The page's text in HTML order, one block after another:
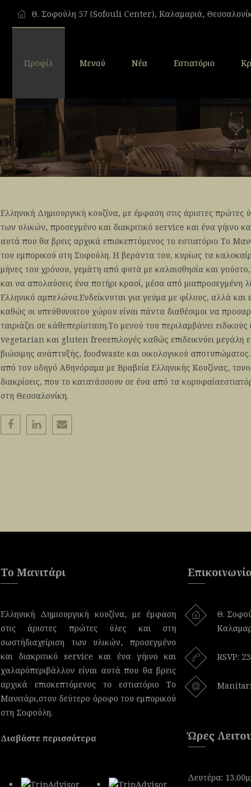
Θ. Σοφούλη 57 (Sofouli Center), Καλαμαριά,
Προφίλ Μενού Νέα Εστιατόριο
Ελληνική Δημιουργική κουζίνα, με έμφαση στις άριστες πρώτες
των υλικών, προσεγμένο και διακριτικό service και ένα γήινο
αυτά που θα βρεις αρχικά επισκεπτόμενος το εστιατόριο Το
του εμπορικού στη Σοφούλη. Η βεράντα του, κυρίως τα
μήνες του χρόνου, γεμάτη από φυτά με καλαισθησία και
και να απολαύσεις ένα ποτήρι κρασί, μέσα από μιαπροσεγμένη
Ελληνικό αμπελώνα.Ενδείκνυται για γεύμα με φίλους, αλλά και
καθώς οι υπεύθυνοιτου χώρου είναι πάντα διαθέσιμοι να
ταιριάζει σε κάθεπερίσταση.Το μενού του περιλαμβάνει
vegetarian και gluten freeεπιλογές καθώς επιδεικνύει μεγάλη
βιώσιμης ανάπτυξής, foodwaste και οικολογικού
από τον οδηγό Αθηνόραμα με Βραβεία Ελληνικής Κουζίνας,
διακρίσεις, που το κατατάσσουν σε ένα από τα
στη Θεσσαλονίκη.
Το Μανιτάρι
Ελληνική Δημιουργική κουζίνα, με έμφαση
στις άριστες πρώτες ύλες και στη
σωστήδιαχείριση των υλικών, προσεγμένο
και διακριτικό service και ένα γήινο και
χαλαρόπεριβάλλον είναι αυτά που θα βρεις
αρχικά επισκεπτόμενος το εστιατόριο Το
Μανιτάρι,στον δεύτερο όροφο του εμπορικού
στη Σοφούλη.
Διαβάστε περισσότερα
Θ.
RSVP:
Ώρες
Δευτέρα: